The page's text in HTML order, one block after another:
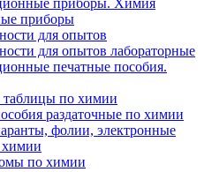
приборы. Химия
приборы
для опытов
для опытов лабораторные
печатные пособия.
по химии
раздаточные по химии
фолии, электронные
химии
по химии